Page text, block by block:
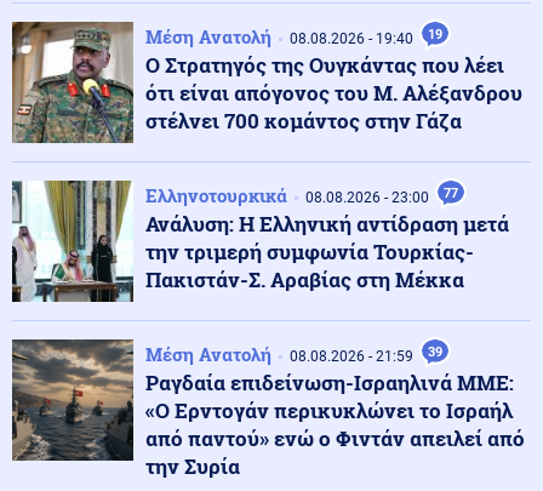
δώσουν τα χρήματά τους (βίντεο)
Κόσμος 09.08.2026 - 17:35
Οι προφητείες της Μπάμπα Βάνγκα για το 2026! Δύο
έχουν ήδη βγει αληθινές-Το σενάριο που απομένει
μέχρι το τέλος του έτους
ΗΠΑ 09.08.2026 - 17:24
ΗΠΑ: Ρεκόρ 37 ετών για τις Καρέτα-Καρέτα –
Ξεπέρασαν τις 4.100 φωλιές
Κόσμος 09.08.2026 - 17:11
Ζελένσκι: Η Ρωσία αναπτύσσει 50.000 Βορειοκορεατές
στρατιώτες
Υγεία 09.08.2026 - 17:01
Μέση Ανατολή 08.08.2026 - 19:40 19
Ο Στρατηγός της Ουγκάντας που λέει
ότι είναι απόγονος του Μ. Αλέξανδρου
στέλνει 700 κομάντος στην Γάζα
Ελληνοτουρκικά 08.08.2026 - 23:00 77
Ανάλυση: Η Ελληνική αντίδραση μετά
την τριμερή συμφωνία Τουρκίας-
Πακιστάν-Σ. Αραβίας στη Μέκκα
Μέση Ανατολή 08.08.2026 - 21:59 39
Ραγδαία επιδείνωση-Ισραηλινά ΜΜΕ:
«Ο Ερντογάν περικυκλώνει το Ισραήλ
από παντού» ενώ ο Φιντάν απειλεί από
την Συρία